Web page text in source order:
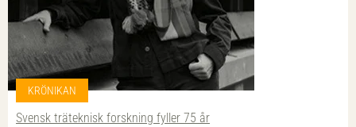
KRÖNIKAN
Svensk träteknisk forskning fyller 75 år